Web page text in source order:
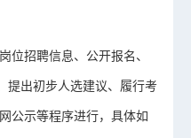
位招聘信息、公开报名、
提出初步人选建议、履行考
公示等程序进行，具体如